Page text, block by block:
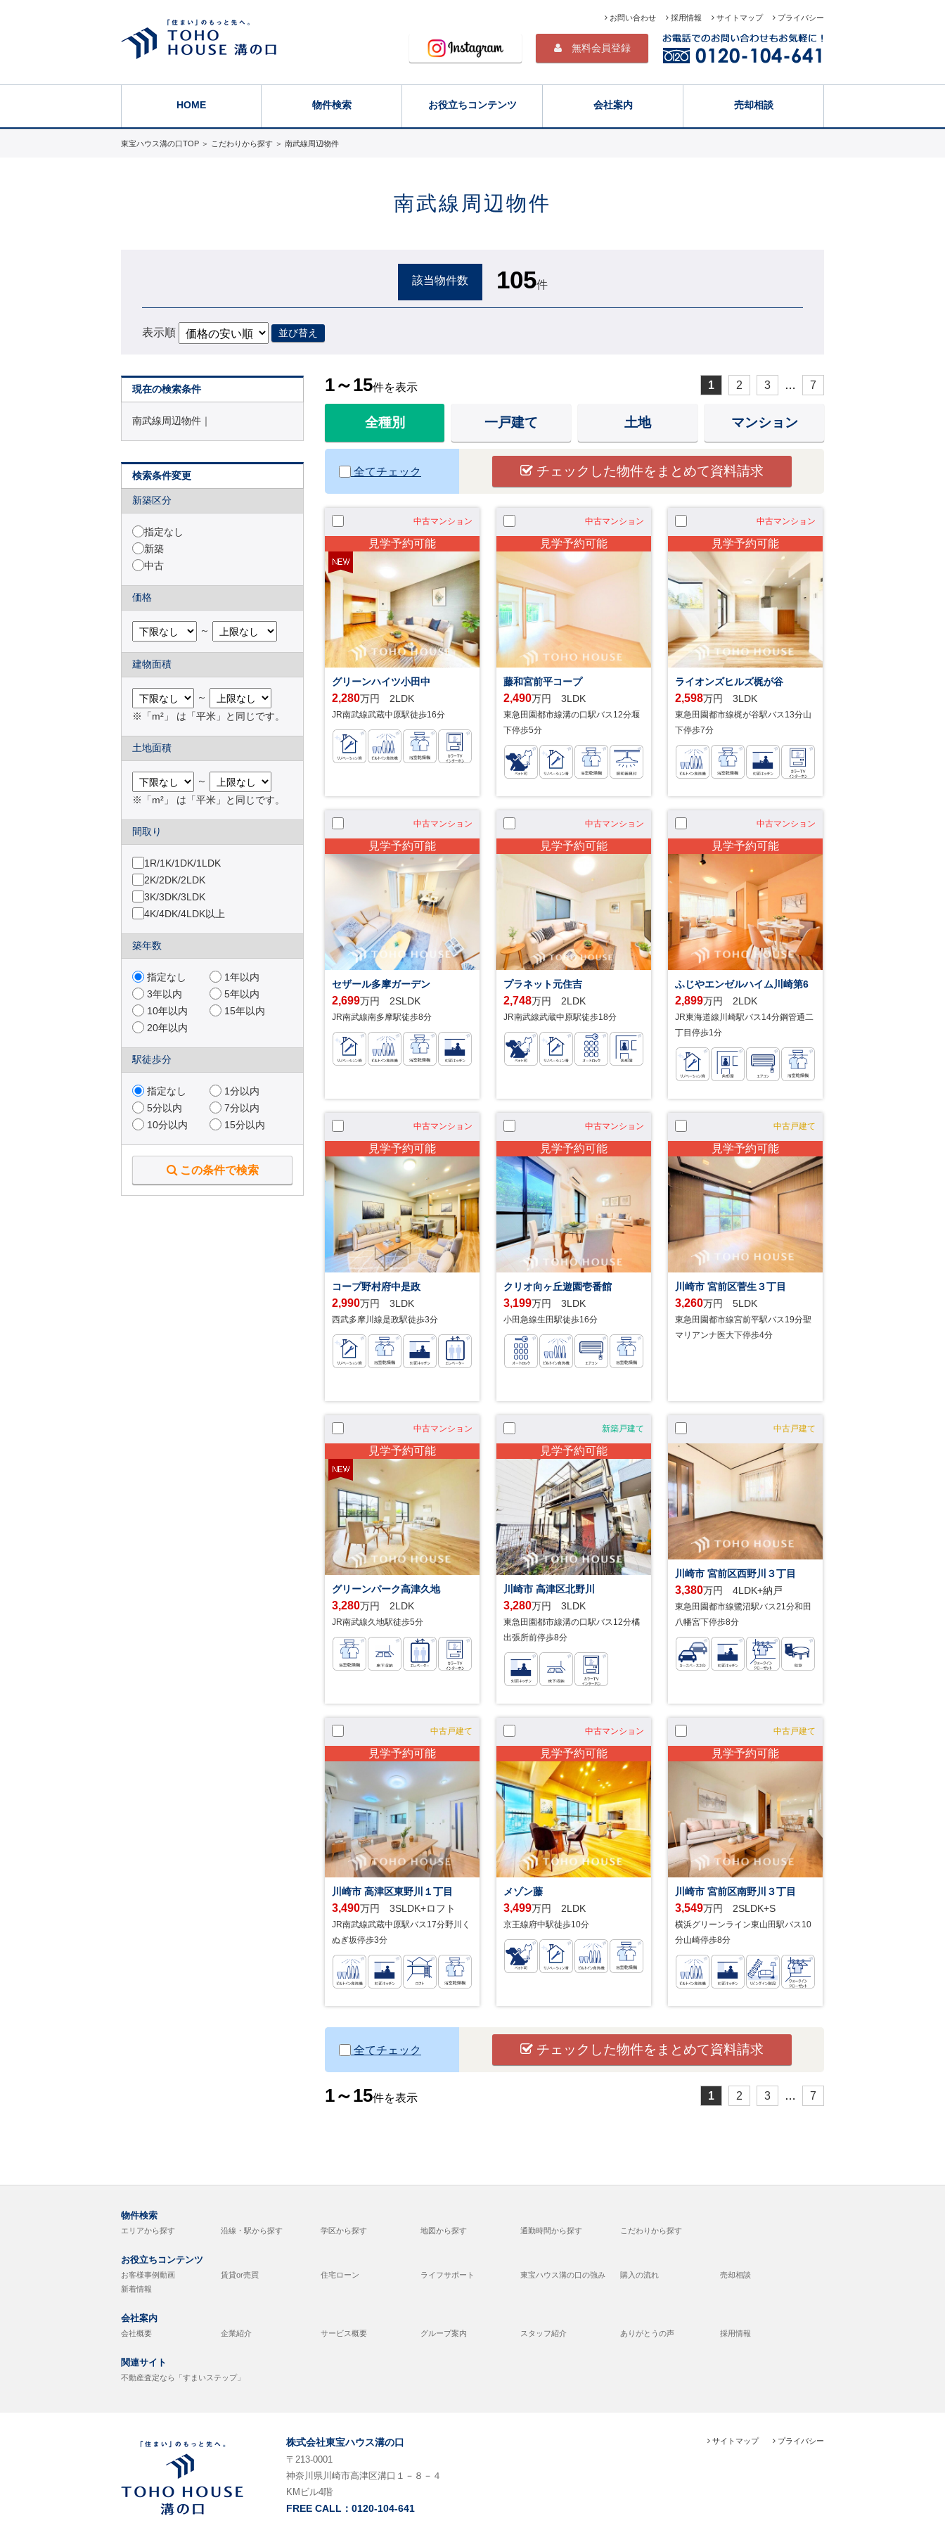
無料会員登録
お問い合わせ 採用情報 サイトマップ プライバシー
HOME 物件検索 お役立ちコンテンツ 会社案内 売却相談
東宝ハウス溝の口TOP ＞ こだわりから探す ＞ 南武線周辺物件
南武線周辺物件
該当物件数 105件
表示順 並び替え
1～15件を表示 1 2 3 … 7
全種別 一戸建て 土地 マンション
全てチェック チェックした物件をまとめて資料請求
中古マンション
見学予約可能
グリーンハイツ小田中
2,280万円 2LDK
JR南武線武蔵中原駅徒歩16分
中古マンション
見学予約可能
藤和宮前平コープ
2,490万円 3LDK
東急田園都市線溝の口駅バス12分堰
下停歩5分
中古マンション
見学予約可能
ライオンズヒルズ梶が谷
2,598万円 3LDK
東急田園都市線梶が谷駅バス13分山
下停歩7分
中古マンション
見学予約可能
セザール多摩ガーデン
2,699万円 2SLDK
JR南武線南多摩駅徒歩8分
中古マンション
見学予約可能
プラネット元住吉
2,748万円 2LDK
JR南武線武蔵中原駅徒歩18分
中古マンション
見学予約可能
ふじやエンゼルハイム川崎第6
2,899万円 2LDK
JR東海道線川崎駅バス14分鋼管通二
丁目停歩1分
中古マンション
見学予約可能
コープ野村府中是政
2,990万円 3LDK
西武多摩川線是政駅徒歩3分
中古マンション
見学予約可能
クリオ向ヶ丘遊園壱番館
3,199万円 3LDK
小田急線生田駅徒歩16分
中古戸建て
見学予約可能
川崎市 宮前区菅生３丁目
3,260万円 5LDK
東急田園都市線宮前平駅バス19分聖
マリアンナ医大下停歩4分
中古マンション
見学予約可能
グリーンパーク高津久地
3,280万円 2LDK
JR南武線久地駅徒歩5分
新築戸建て
見学予約可能
川崎市 高津区北野川
3,280万円 3LDK
東急田園都市線溝の口駅バス12分橘
出張所前停歩8分
中古戸建て
川崎市 宮前区西野川３丁目
3,380万円 4LDK+納戸
東急田園都市線鷺沼駅バス21分和田
八幡宮下停歩8分
中古戸建て
見学予約可能
川崎市 高津区東野川１丁目
3,490万円 3SLDK+ロフト
JR南武線武蔵中原駅バス17分野川く
ぬぎ坂停歩3分
中古マンション
見学予約可能
メゾン藤
3,499万円 2LDK
京王線府中駅徒歩10分
中古戸建て
見学予約可能
川崎市 宮前区南野川３丁目
3,549万円 2SLDK+S
横浜グリーンライン東山田駅バス10
分山崎停歩8分
全てチェック チェックした物件をまとめて資料請求
1～15件を表示 1 2 3 … 7
現在の検索条件
南武線周辺物件｜
検索条件変更
新築区分
指定なし
新築
中古
価格
～
建物面積
～
※「m²」 は「平米」と同じです。
土地面積
～
※「m²」 は「平米」と同じです。
間取り
1R/1K/1DK/1LDK
2K/2DK/2LDK
3K/3DK/3LDK
4K/4DK/4LDK以上
築年数
指定なし
1年以内
3年以内
5年以内
10年以内
15年以内
20年以内
駅徒歩分
指定なし
1分以内
5分以内
7分以内
10分以内
15分以内
この条件で検索
物件検索
エリアから探す 沿線・駅から探す 学区から探す 地図から探す 通勤時間から探す こだわりから探す
お役立ちコンテンツ
お客様事例動画 賃貸or売買 住宅ローン ライフサポート 東宝ハウス溝の口の強み 購入の流れ
売却相談
新着情報
会社案内
会社概要 企業紹介 サービス概要 グループ案内 スタッフ紹介 ありがとうの声 採用情報
関連サイト
不動産査定なら「すまいステップ」
株式会社東宝ハウス溝の口
〒213-0001
神奈川県川崎市高津区溝口１－８－４
KMビル4階
FREE CALL：0120-104-641
サイトマップ プライバシー